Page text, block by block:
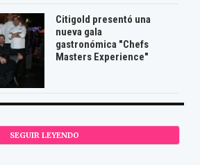
Citigold presentó una
nueva gala
gastronómica "Chefs
Masters Experience"
SEGUIR LEYENDO